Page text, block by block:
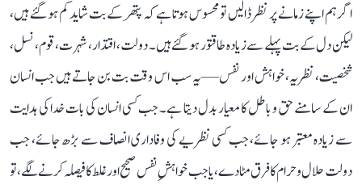
اگر ہم اپنے زمانے پر نظر ڈالیں تو محسوس ہوتا ہے کہ پتھر کے بت شاید کم ہو گئے ہیں،
لیکن دل کے بت پہلے سے زیادہ طاقتور ہو گئے ہیں۔ دولت، اقتدار، شہرت، قوم، نسل،
شخصیت، نظریہ، خواہش اور نفس—یہ سب اس وقت بت بن جاتے ہیں جب انسان
ان کے سامنے حق و باطل کا معیار بدل دیتا ہے۔ جب کسی انسان کی بات خدا کی ہدایت
سے زیادہ معتبر ہو جائے، جب کسی نظریے کی وفاداری انصاف سے بڑھ جائے، جب
دولت حلال و حرام کا فرق مٹا دے، یا جب خواہشِ نفس صحیح اور غلط کا فیصلہ کرنے لگے، تو